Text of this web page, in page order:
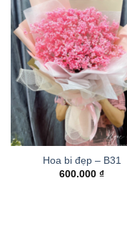
Hoa bi đẹp – B31
600.000 ₫